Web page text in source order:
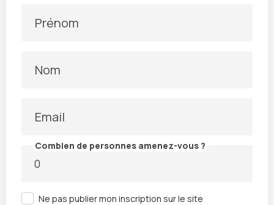
Prénom
Nom
Email
Combien de personnes amenez-vous ?
Ne pas publier mon inscription sur le site